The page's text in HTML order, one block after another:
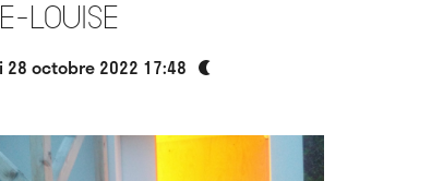
Louise
28 octobre 2022 17:48